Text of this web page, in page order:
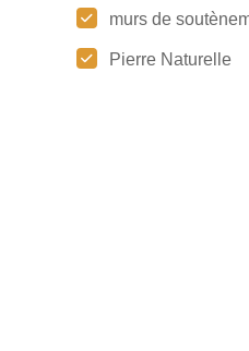
murs de
Pierre Naturelle